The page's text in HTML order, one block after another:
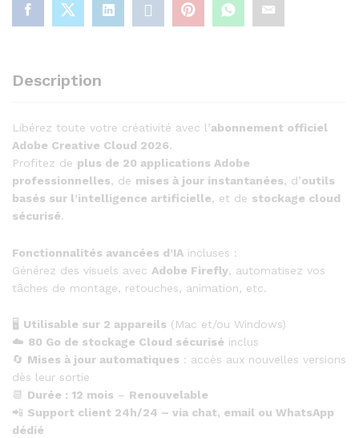
quantity
Description
Libérez toute votre créativité avec l’abonnement officiel
Adobe Creative Cloud 2026.
Profitez de plus de 20 applications Adobe
professionnelles, de mises à jour instantanées, d’outils
basés sur l’intelligence artificielle, et de stockage cloud
sécurisé.
Fonctionnalités avancées d’IA incluses :
Générez des visuels avec Adobe Firefly, automatisez vos
tâches de montage, retouches, animation, etc.
🖥️ Utilisable sur 2 appareils (Mac et/ou Windows)
☁️ 80 Go de stockage Cloud sécurisé inclus
🔄 Mises à jour automatiques : accès aux nouvelles versions
dès leur sortie
📆 Durée : 12 mois – Renouvelable
📲 Support client 24h/24 – via chat, email ou WhatsApp
dédié